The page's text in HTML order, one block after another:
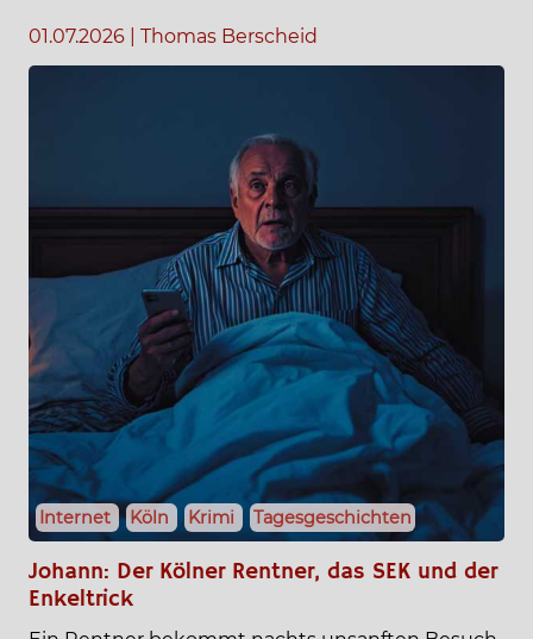
01.07.2026 Thomas Berscheid
Internet Köln Krimi Tagesgeschichten
Johann: Der Kölner Rentner, das SEK und der
Enkeltrick